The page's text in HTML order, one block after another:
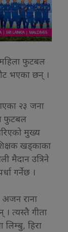
महिला फुटबल
भएका छन् ।
२३ जना
फुटबल
मुख्य
खड्काका
मैदान उत्रिने
गर्नेछ ।
अजन राना
त्यस्तै गीता
हिरा